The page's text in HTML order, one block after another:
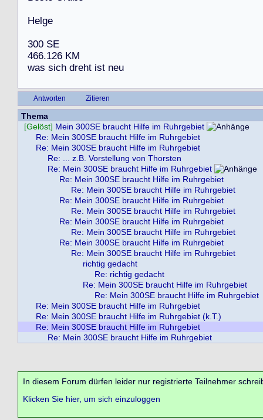
Helge
300 SE
466.126 KM
was sich dreht ist neu
Antworten Zitieren
Thema
[Gelöst] Mein 300SE braucht Hilfe im Ruhrgebiet
Re: Mein 300SE braucht Hilfe im Ruhrgebiet
Re: Mein 300SE braucht Hilfe im Ruhrgebiet
Re: ... z.B. Vorstellung von Thorsten
Re: Mein 300SE braucht Hilfe im Ruhrgebiet
Re: Mein 300SE braucht Hilfe im Ruhrgebiet
Re: Mein 300SE braucht Hilfe im Ruhrgebiet
Re: Mein 300SE braucht Hilfe im Ruhrgebiet
Re: Mein 300SE braucht Hilfe im Ruhrgebiet
Re: Mein 300SE braucht Hilfe im Ruhrgebiet
Re: Mein 300SE braucht Hilfe im Ruhrgebiet
Re: Mein 300SE braucht Hilfe im Ruhrgebiet
Re: Mein 300SE braucht Hilfe im Ruhrgebiet
richtig gedacht
Re: richtig gedacht
Re: Mein 300SE braucht Hilfe im Ruhrgebiet
Re: Mein 300SE braucht Hilfe im Ruhrgebiet
Re: Mein 300SE braucht Hilfe im Ruhrgebiet
Re: Mein 300SE braucht Hilfe im Ruhrgebiet (k.T.)
Re: Mein 300SE braucht Hilfe im Ruhrgebiet
Re: Mein 300SE braucht Hilfe im Ruhrgebiet
In diesem Forum dürfen leider nur registrierte Teilnehmer
Klicken Sie hier, um sich einzuloggen